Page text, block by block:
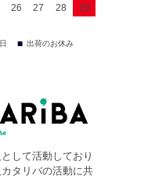
26 27 28
29
■ 出荷のお休み
して活動しており
タリバの活動に共